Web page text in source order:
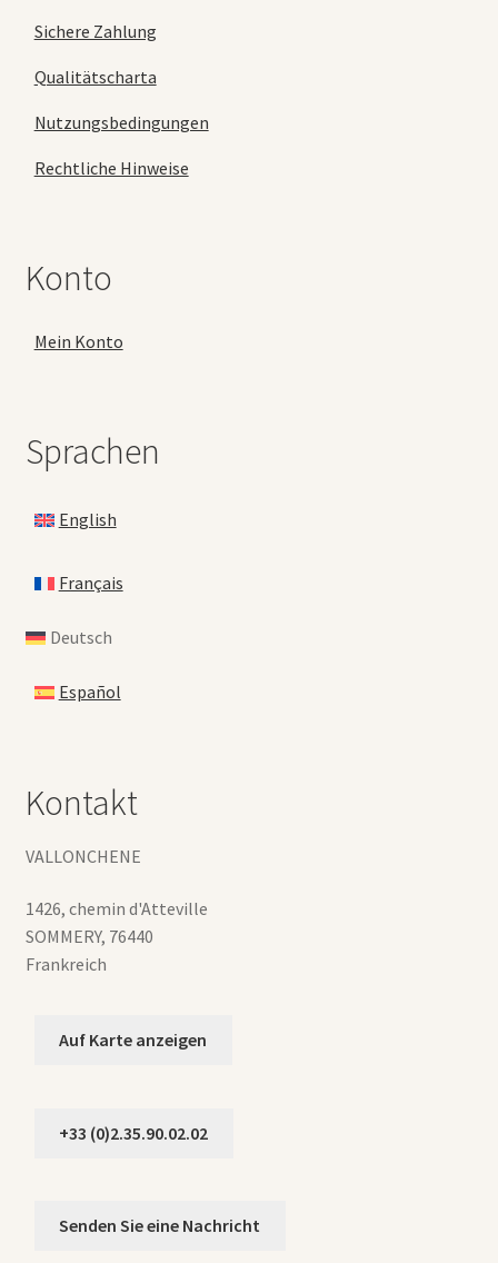
Sichere Zahlung
Qualitätscharta
Nutzungsbedingungen
Rechtliche Hinweise
Konto
Mein Konto
Sprachen
English
Français
Deutsch
Español
Kontakt
VALLONCHENE
1426, chemin d'Atteville
SOMMERY, 76440
Frankreich
Auf Karte anzeigen
+33 (0)2.35.90.02.02
Senden Sie eine Nachricht